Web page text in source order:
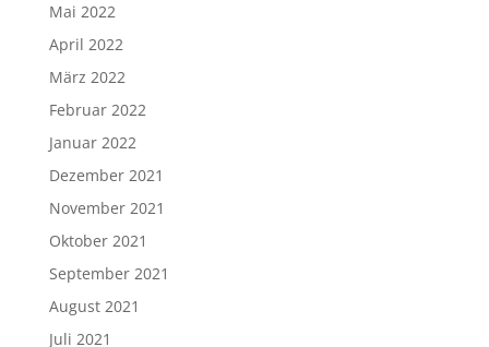
Mai 2022
April 2022
März 2022
Februar 2022
Januar 2022
Dezember 2021
November 2021
Oktober 2021
September 2021
August 2021
Juli 2021